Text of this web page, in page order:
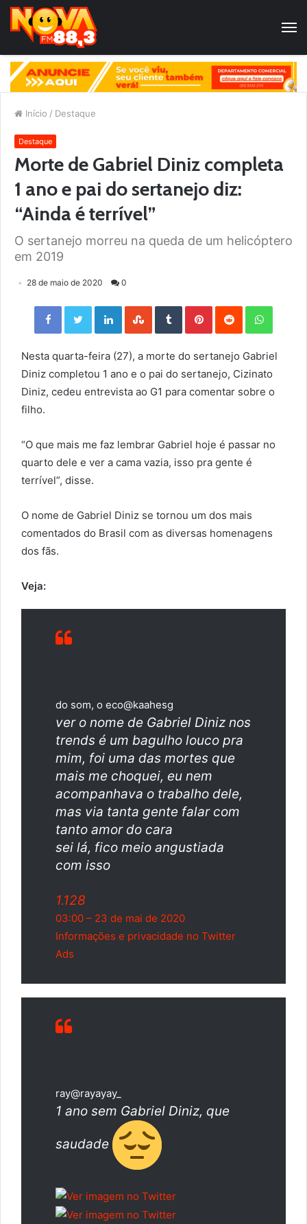
Início / Destaque
Destaque
Morte de Gabriel Diniz completa
1 ano e pai do sertanejo diz:
“Ainda é terrível”
O sertanejo morreu na queda de um helicóptero
em 2019
28 de maio de 2020 0
Facebook Twitter LinkedIn StumbleUpon Tumblr Pinterest Reddit
Nesta quarta-feira (27), a morte do sertanejo Gabriel
Diniz completou 1 ano e o pai do sertanejo, Cizinato
Diniz, cedeu entrevista ao G1 para comentar sobre o
filho.
“O que mais me faz lembrar Gabriel hoje é passar no
quarto dele e ver a cama vazia, isso pra gente é
terrível”, disse.
O nome de Gabriel Diniz se tornou um dos mais
comentados do Brasil com as diversas homenagens
dos fãs.
Veja:
do som, o eco@kaahesg
ver o nome de Gabriel Diniz nos
trends é um bagulho louco pra
mim, foi uma das mortes que
mais me choquei, eu nem
acompanhava o trabalho dele,
mas via tanta gente falar com
tanto amor do cara
sei lá, fico meio angustiada
com isso
1.128
03:00 – 23 de mai de 2020
Informações e privacidade no Twitter
Ads
ray@rayayay_
1 ano sem Gabriel Diniz, que
saudade